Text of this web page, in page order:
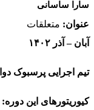
سارا ساسانی
عنوان: متعلقات
آبان – آذر ۱۴۰۲
تیم اجرایی پرسبوک
کیوریتورهای این دوره: